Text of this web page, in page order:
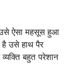
ऐसा महसूस हुआ
है उसे हाथ पैर
बहुत परेशान